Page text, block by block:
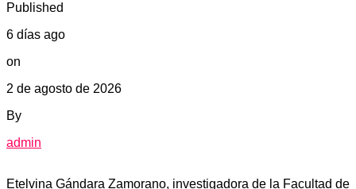
Published
6 días ago
on
2 de agosto de 2026
By
admin
Etelvina Gándara Zamorano, investigadora de la Facultad de